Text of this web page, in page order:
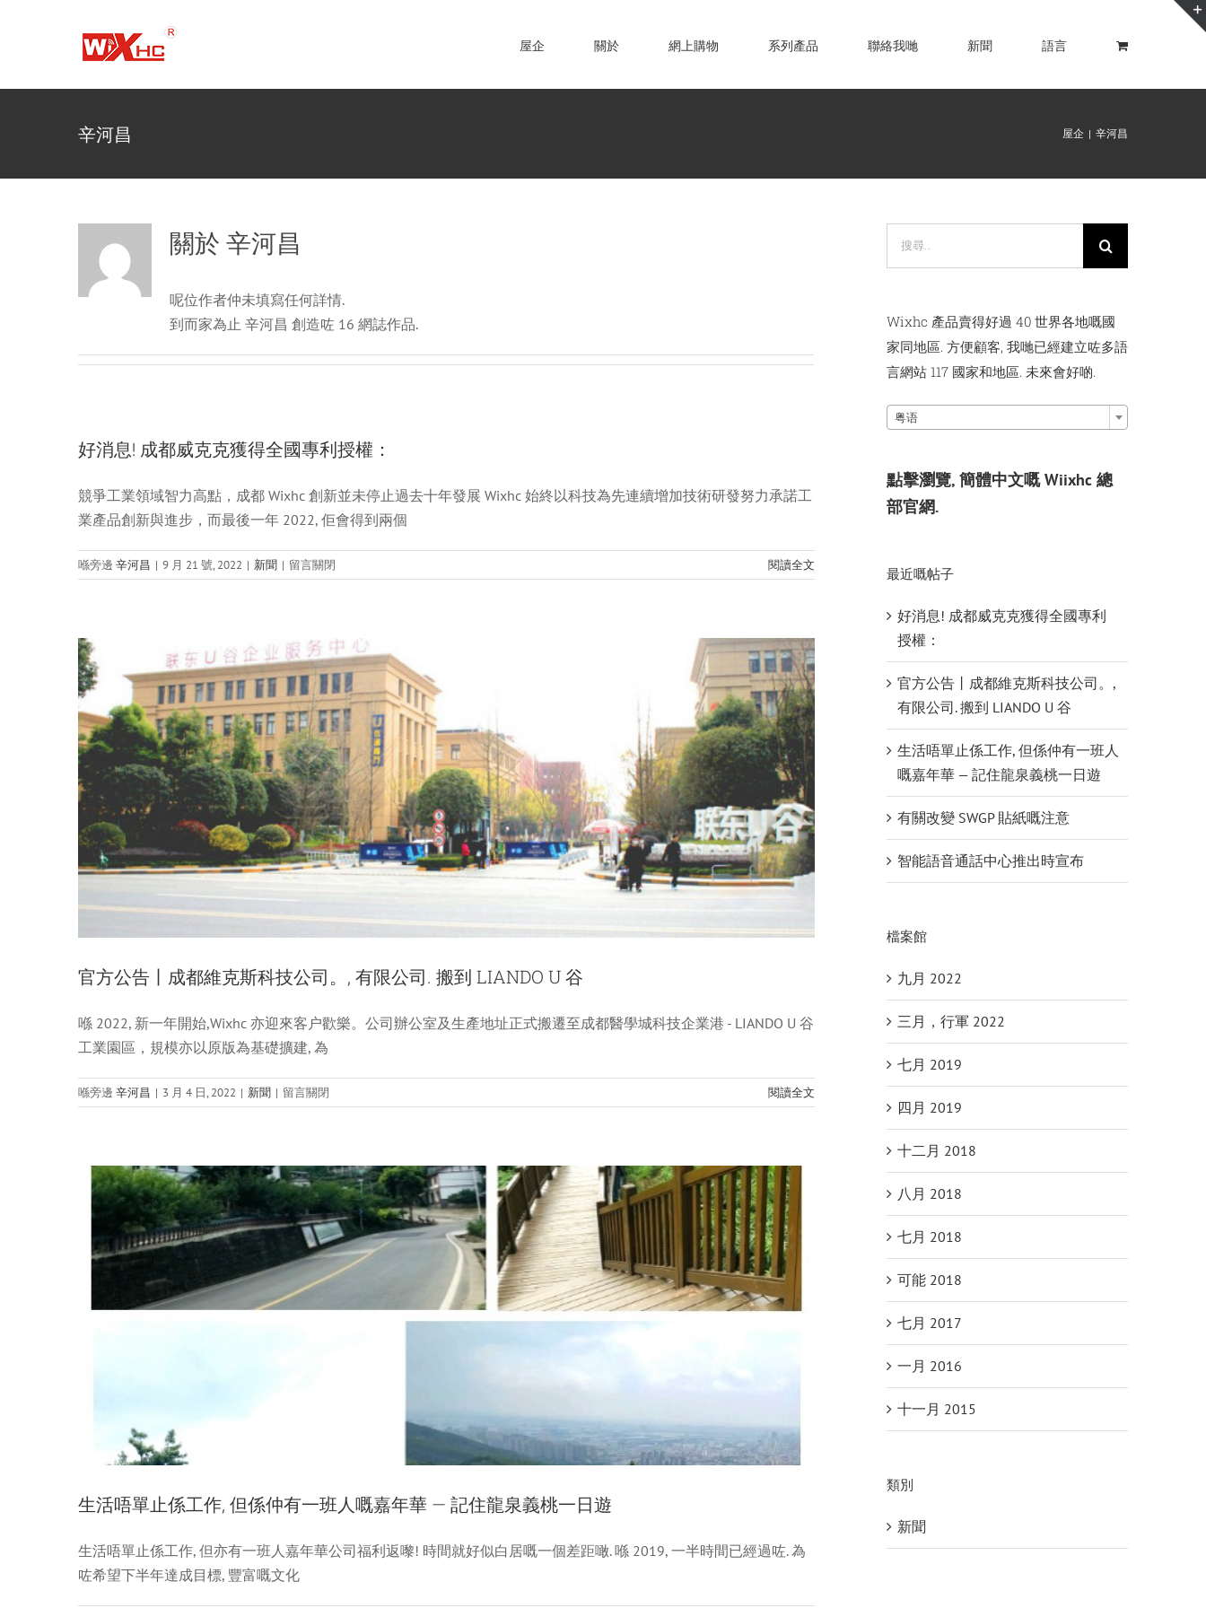
屋企 關於 網上購物 系列產品 聯絡我哋 新聞 語言
辛河昌 屋企 辛河昌
關於 辛河昌
呢位作者仲未填寫任何詳情.
到而家為止 辛河昌 創造咗 16 網誌作品.
好消息! 成都威克克獲得全國專利授權：
競爭工業領域智力高點，成都 Wixhc 創新並未停止過去十年發展 Wixhc 始終以科技為先連續增加技術研發努力承諾工
業產品創新與進步，而最後一年 2022, 佢會得到兩個
喺旁邊 辛河昌 | 9 月 21 號, 2022 | 新聞 | 留言關閉
上
消
息!
成
都
威
克
克
獲
得
全
國
專
利
閱讀全文
官方公告丨成都維克斯科技公司。, 有限公司. 搬到 LIANDO U 谷
官方公告丨成都維克斯科技公司。, 有限公司. 搬到 LIANDO U 谷
喺 2022, 新一年開始,Wixhc 亦迎來客户歡樂。公司辦公室及生產地址正式搬遷至成都醫學城科技企業港 - LIANDO U 谷
工業園區，規模亦以原版為基礎擴建, 為
喺旁邊 辛河昌 | 3 月 4 日, 2022 | 新聞 | 留言關閉
上
方
公
丨
成
都
維
到
U
谷
閱讀全文
生活唔單止係工作, 但係仲有一班人嘅嘉年華 — 記住龍泉義桃一日遊
生活唔單止係工作, 但係仲有一班人嘅嘉年華 — 記住龍泉義桃一日遊
生活唔單止係工作, 但亦有一班人嘉年華公司福利返嚟! 時間就好似白居嘅一個差距噉. 喺 2019, 一半時間已經過咗. 為
咗希望下半年達成目標, 豐富嘅文化
有關改變 SWGP 貼紙嘅注意
Wixhc 產品賣得好過 40 世界各地嘅國
家同地區. 方便顧客, 我哋已經建立咗多語
言網站 117 國家和地區. 未來會好啲.
粤语
點擊瀏覽, 簡體中文嘅 Wiixhc 總
部官網.
最近嘅帖子
好消息! 成都威克克獲得全國專利
授權：
官方公告丨成都維克斯科技公司。,
有限公司. 搬到 LIANDO U 谷
生活唔單止係工作, 但係仲有一班人
嘅嘉年華 — 記住龍泉義桃一日遊
有關改變 SWGP 貼紙嘅注意
智能語音通話中心推出時宣布
檔案館
九月 2022
三月，行軍 2022
七月 2019
四月 2019
十二月 2018
八月 2018
七月 2018
可能 2018
七月 2017
一月 2016
十一月 2015
類別
新聞